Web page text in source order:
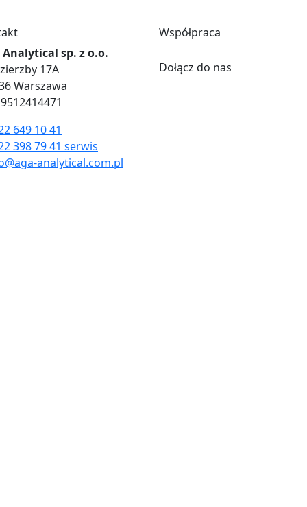
Analytical sp. z o.o.
17A
Warszawa
649 10 41
398 79 41 serwis
analytical.com.pl
Współpraca
Dołącz do nas